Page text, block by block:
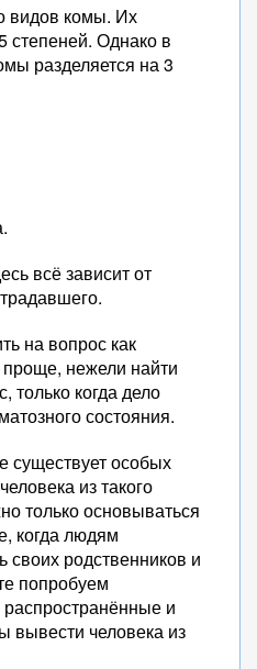
видов комы. Их
степеней. Однако в
разделяется на 3
всё зависит от
на вопрос как
нежели найти
только когда дело
состояния.
существует особых
из такого
только основываться
когда людям
своих родственников и
попробуем
и
человека из